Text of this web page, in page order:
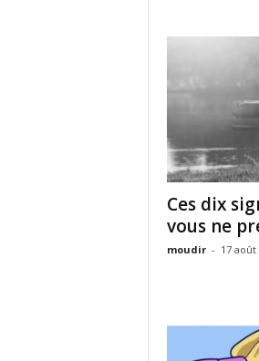
Ces dix
vous ne
moudir - 17 août